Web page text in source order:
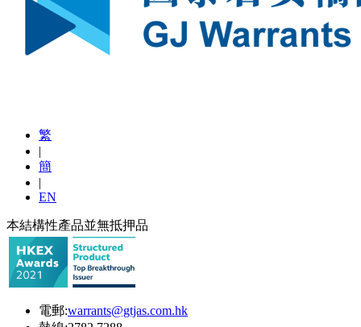
繁
|
簡
|
EN
本結構性產品並無抵押品
電郵:warrants@gtjas.com.hk